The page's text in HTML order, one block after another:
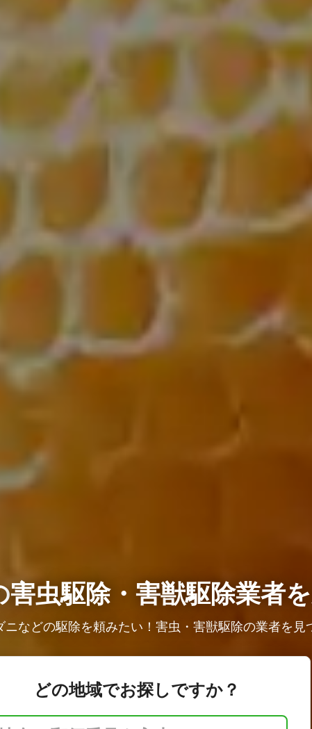
害虫駆除・害獣駆除業者
などの駆除を頼みたい！害虫・害獣駆除の業者を見
どの地域でお探しですか？